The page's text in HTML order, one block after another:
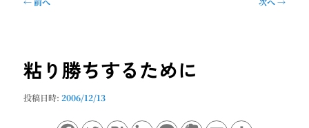
ゲ
ー
ョ
粘り勝ちするために
投稿日時:2006/12/13